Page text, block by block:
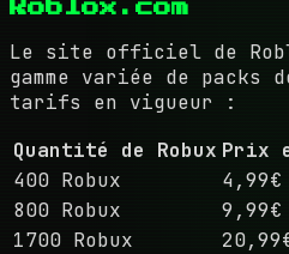
Roblox.com
Le site officiel de
gamme variée de packs
tarifs en vigueur :
Quantité de Robux Prix
400 Robux
4,99€
800 Robux
9,99€
1700 Robux